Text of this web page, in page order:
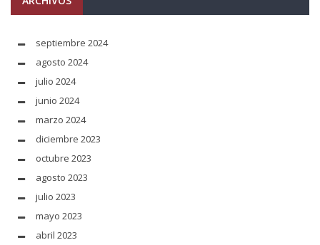
septiembre 2024
agosto 2024
julio 2024
junio 2024
marzo 2024
diciembre 2023
octubre 2023
agosto 2023
julio 2023
mayo 2023
abril 2023